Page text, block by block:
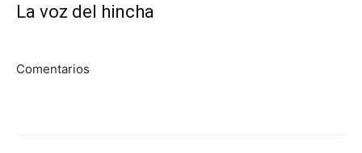
La voz del hincha
Comentarios